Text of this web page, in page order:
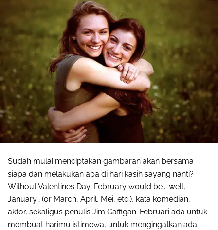
Sudah mulai menciptakan gambaran akan bersama
siapa dan melakukan apa di hari kasih sayang nanti?
Without Valentines Day, February would be... well,
January… (or March, April, Mei, etc.), kata komedian,
aktor, sekaligus penulis Jim Gaffigan. Februari ada untuk
membuat harimu istimewa, untuk mengingatkan ada